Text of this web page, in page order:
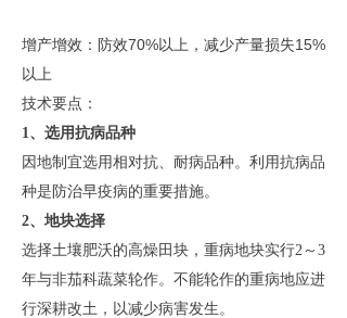
增产增效：防效70%以上，减少产量损失15%
以上
技术要点：
1、选用抗病品种
因地制宜选用相对抗、耐病品种。利用抗病品
种是防治早疫病的重要措施。
2、地块选择
选择土壤肥沃的高燥田块，重病地块实行2～3
年与非茄科蔬菜轮作。不能轮作的重病地应进
行深耕改土，以减少病害发生。